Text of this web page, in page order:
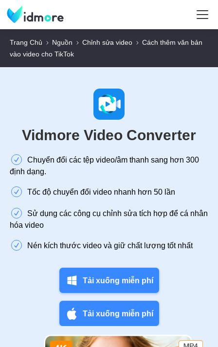
Trang Chủ Nguồn Chỉnh sửa video
Cách thêm văn bản
vào video cho TikTok
Vidmore Video Converter
Chuyển đổi các tệp video/âm thanh sang hơn 300
định dạng.
Tốc độ chuyển đổi video nhanh hơn 50 lần
Sử dụng các công cụ chỉnh sửa tích hợp để cá nhân
hóa video
Nén kích thước video và giữ chất lượng tốt nhất
Tải xuống miễn phí
Tải xuống miễn phí